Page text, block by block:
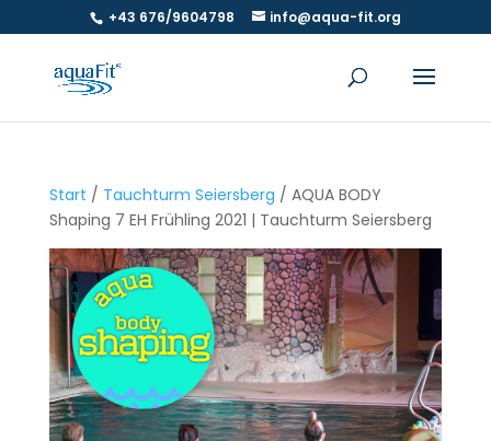
+43 676/9604798 info@aqua-fit.org
Start / Tauchturm Seiersberg / AQUA BODY
Shaping 7 EH Frühling 2021 | Tauchturm Seiersberg